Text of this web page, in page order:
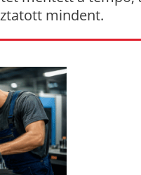
mindent.